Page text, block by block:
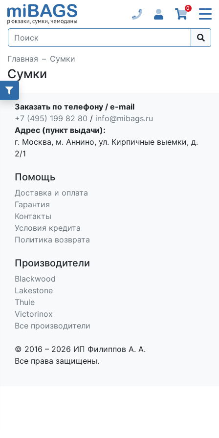
0
Главная Сумки
Сумки
Заказать по телефону / e-mail
+7 (495) 199 82 80 / info@mibags.ru
Адрес (пункт выдачи):
г. Москва, м. Аннино, ул. Кирпичные выемки, д.
2/1
Помощь
Доставка и оплата
Гарантия
Контакты
Условия кредита
Политика возврата
Производители
Blackwood
Lakestone
Thule
Victorinox
Все производители
© 2016 – 2026 ИП Филиппов А. А.
Все права защищены.